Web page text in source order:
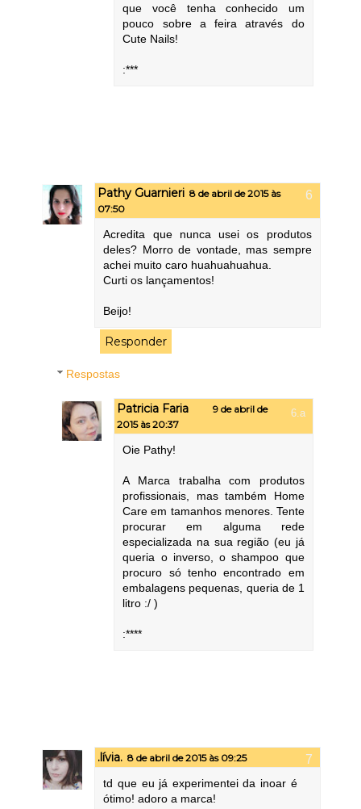
que você tenha conhecido um
pouco sobre a feira através do
Cute Nails!
:***
Pathy Guarnieri 8 de abril de 2015 às
07:50
Acredita que nunca usei os produtos
deles? Morro de vontade, mas sempre
achei muito caro huahuahuahua.
Curti os lançamentos!
Beijo!
Responder
Respostas
Patricia Faria
9 de abril de
2015 às 20:37
Oie Pathy!
A Marca trabalha com produtos
profissionais, mas também Home
Care em tamanhos menores. Tente
procurar em alguma rede
especializada na sua região (eu já
queria o inverso, o shampoo que
procuro só tenho encontrado em
embalagens pequenas, queria de 1
litro :/ )
:****
.lívia. 8 de abril de 2015 às 09:25
td que eu já experimentei da inoar é
ótimo! adoro a marca!